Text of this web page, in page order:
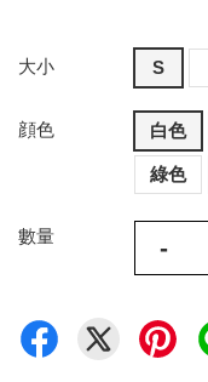
大小 S
顔色 白色
綠色
數量 -